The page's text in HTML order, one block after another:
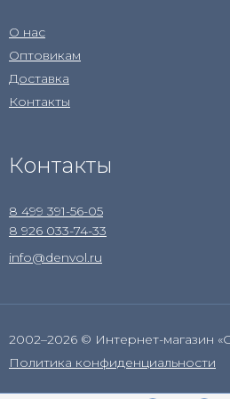
О нас
Оптовикам
Доставка
Контакты
Контакты
8 499 391-56-05
8 926 033-74-33
info@denvol.ru
2002–2026 © Интернет-магазин
Политика конфиденциальности